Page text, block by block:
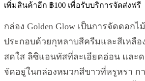
เพิ่มสินค้าอีก ฿100 เพื่อรับบริการจัดส่งฟรี
กล่อง Golden Glow เป็นการจัดดอกไ
ประกอบด้วยกุหลาบสีครีมและสีเหลือ
สดใส ลิซิแอนทัสที่ละเอียดอ่อน และ
จัดอยู่ในกล่องหมวกสีขาวที่หรูหรา ก